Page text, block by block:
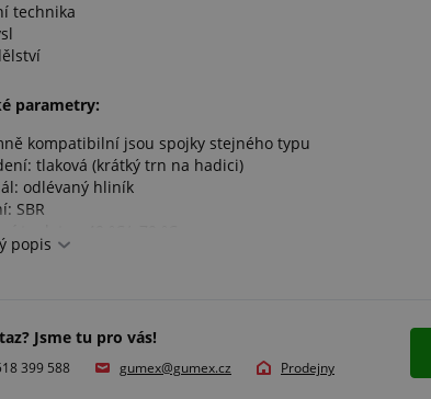
technika
parametry:
kompatibilní jsou spojky stejného typu
tlaková (krátký trn na hadici)
odlévaný hliník
SBR
popis
Jsme tu pro vás!
399 588 gumex@gumex.cz Prodejny